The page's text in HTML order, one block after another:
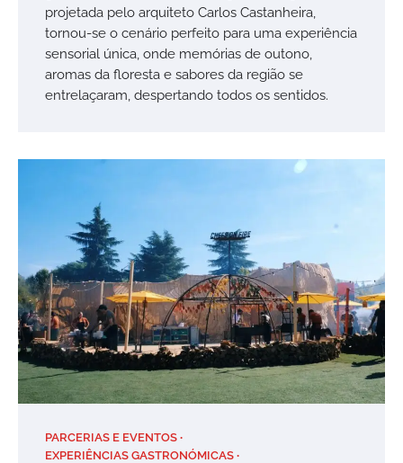
projetada pelo arquiteto Carlos Castanheira,
tornou-se o cenário perfeito para uma experiência
sensorial única, onde memórias de outono,
aromas da floresta e sabores da região se
entrelaçaram, despertando todos os sentidos.
PARCERIAS E EVENTOS
EXPERIÊNCIAS GASTRONÓMICAS